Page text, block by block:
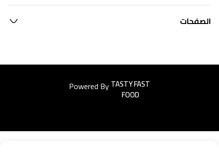
الصفحات
Powered ByEasyorders